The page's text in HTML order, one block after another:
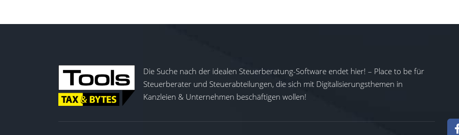
Die Suche nach der idealen Steuerberatung-Software endet hier! – Place to be für
Steuerberater und Steuerabteilungen, die sich mit Digitalisierungsthemen in
Kanzleien & Unternehmen beschäftigen wollen!